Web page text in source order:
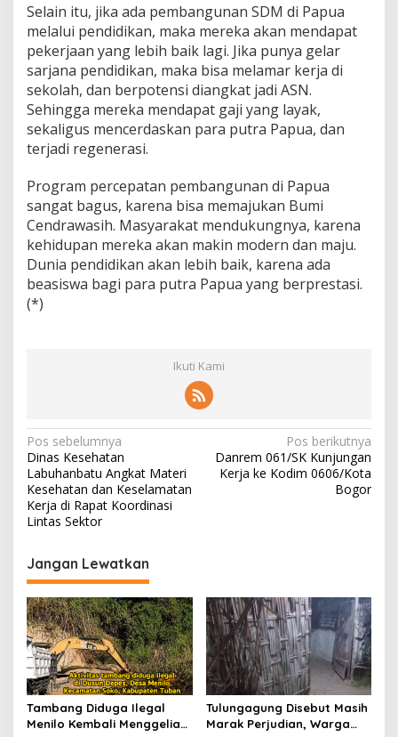
Selain itu, jika ada pembangunan SDM di Papua
melalui pendidikan, maka mereka akan mendapat
pekerjaan yang lebih baik lagi. Jika punya gelar
sarjana pendidikan, maka bisa melamar kerja di
sekolah, dan berpotensi diangkat jadi ASN.
Sehingga mereka mendapat gaji yang layak,
sekaligus mencerdaskan para putra Papua, dan
terjadi regenerasi.
Program percepatan pembangunan di Papua
sangat bagus, karena bisa memajukan Bumi
Cendrawasih. Masyarakat mendukungnya, karena
kehidupan mereka akan makin modern dan maju.
Dunia pendidikan akan lebih baik, karena ada
beasiswa bagi para putra Papua yang berprestasi.
(*)
Ikuti Kami
N
a
v
i
a
s
i
p
o
s
Pos sebelumnya
Dinas Kesehatan
Labuhanbatu Angkat Materi
Kesehatan dan Keselamatan
Kerja di Rapat Koordinasi
Lintas Sektor
Pos berikutnya
Danrem 061/SK Kunjungan
Kerja ke Kodim 0606/Kota
Bogor
Jangan Lewatkan
Tambang Diduga Ilegal
Menilo Kembali Menggeliat,
Tulungagung Disebut Masih
Marak Perjudian, Warga